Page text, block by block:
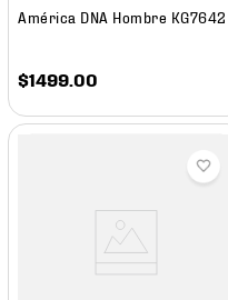
América DNA Hombre KG7642
$1499 .00